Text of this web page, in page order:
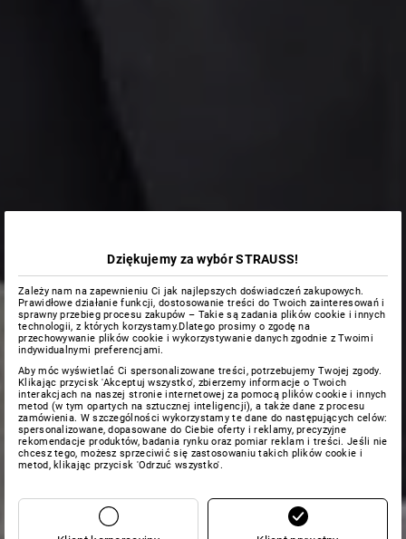
Dziękujemy za wybór STRAUSS!
Zależy nam na zapewnieniu Ci jak najlepszych doświadczeń zakupowych.
Prawidłowe działanie funkcji, dostosowanie treści do Twoich zainteresowań i
sprawny przebieg procesu zakupów – Takie są zadania plików cookie i innych
technologii, z których korzystamy.Dlatego prosimy o zgodę na
przechowywanie plików cookie i wykorzystywanie danych zgodnie z Twoimi
indywidualnymi preferencjami.
Aby móc wyświetlać Ci spersonalizowane treści, potrzebujemy Twojej zgody.
Klikając przycisk 'Akceptuj wszystko', zbierzemy informacje o Twoich
interakcjach na naszej stronie internetowej za pomocą plików cookie i innych
metod (w tym opartych na sztucznej inteligencji), a także dane z procesu
zamówienia. W szczególności wykorzystamy te dane do następujących celów:
spersonalizowane, dopasowane do Ciebie oferty i reklamy, precyzyjne
rekomendacje produktów, badania rynku oraz pomiar reklam i treści. Jeśli nie
chcesz tego, możesz sprzeciwić się zastosowaniu takich plików cookie i
metod, klikając przycisk 'Odrzuć wszystko'.